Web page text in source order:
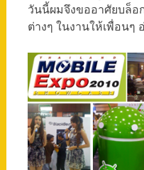
วันนี้ผมจึงขออาศัยบล็อ
ต่างๆ ในงานให้เพื่อนๆ